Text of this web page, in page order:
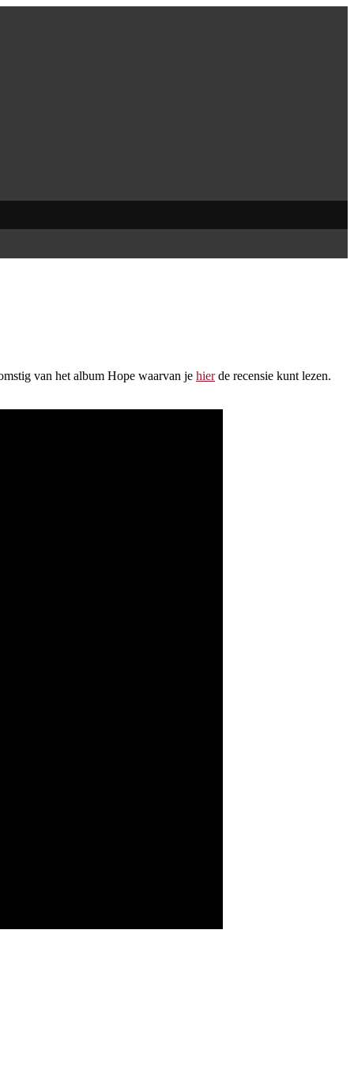
van het album Hope waarvan je hierde recensie kunt lezen.